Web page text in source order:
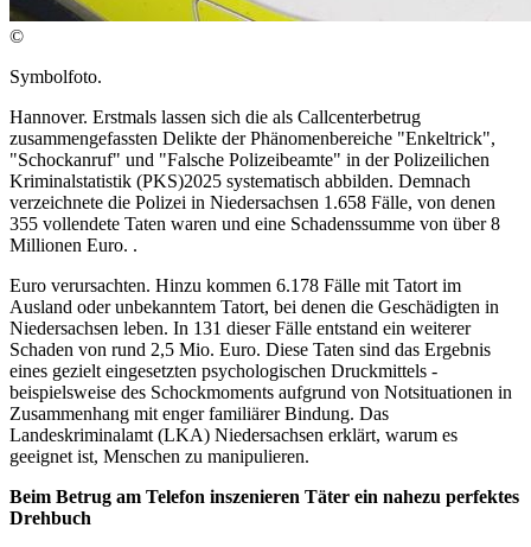
©
Symbolfoto.
Hannover. Erstmals lassen sich die als Callcenterbetrug
zusammengefassten Delikte der Phänomenbereiche "Enkeltrick",
"Schockanruf" und "Falsche Polizeibeamte" in der Polizeilichen
Kriminalstatistik (PKS)2025 systematisch abbilden. Demnach
verzeichnete die Polizei in Niedersachsen 1.658 Fälle, von denen
355 vollendete Taten waren und eine Schadenssumme von über 8
Millionen Euro. .
Euro verursachten. Hinzu kommen 6.178 Fälle mit Tatort im
Ausland oder unbekanntem Tatort, bei denen die Geschädigten in
Niedersachsen leben. In 131 dieser Fälle entstand ein weiterer
Schaden von rund 2,5 Mio. Euro. Diese Taten sind das Ergebnis
eines gezielt eingesetzten psychologischen Druckmittels -
beispielsweise des Schockmoments aufgrund von Notsituationen in
Zusammenhang mit enger familiärer Bindung. Das
Landeskriminalamt (LKA) Niedersachsen erklärt, warum es
geeignet ist, Menschen zu manipulieren.
Beim Betrug am Telefon inszenieren Täter ein nahezu perfektes
Drehbuch